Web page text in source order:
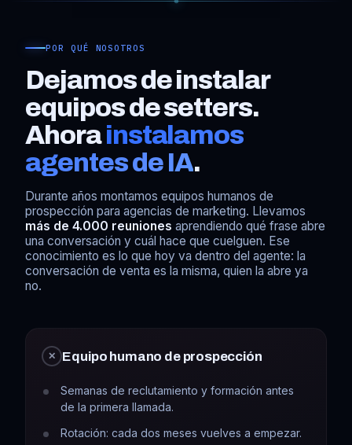
POR QUÉ NOSOTROS
Dejamos de instalar
equipos de setters.
Ahorainstalamos
agentes de IA.
Durante años montamos equipos humanos de
prospección para agencias de marketing. Llevamos
más de 4.000 reuniones aprendiendo qué frase abre
una conversación y cuál hace que cuelguen. Ese
conocimiento es lo que hoy va dentro del agente: la
conversación de venta es la misma, quien la abre ya
no.
✕ Equipo humano de prospección
Semanas de reclutamiento y formación antes
de la primera llamada.
Rotación: cada dos meses vuelves a empezar.